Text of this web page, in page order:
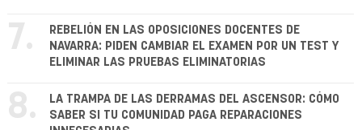
7.
REBELIÓN EN LAS OPOSICIONES DOCENTES DE
NAVARRA: PIDEN CAMBIAR EL EXAMEN POR UN TEST Y
ELIMINAR LAS PRUEBAS ELIMINATORIAS
8.
LA TRAMPA DE LAS DERRAMAS DEL ASCENSOR: CÓMO
SABER SI TU COMUNIDAD PAGA REPARACIONES